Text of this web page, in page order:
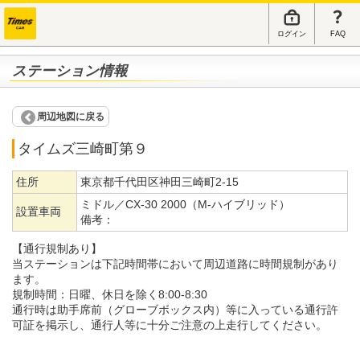
ログイン FAQ
ステーション情報
周辺地図に戻る
タイムズ三崎町第９
住所 東京都千代田区神田三崎町2-15
設置車両
ミドル／CX-30 2000（M-ハイブリッド）
備考：
【通行規制あり】
当ステーションは下記時間帯において周辺道路に時間規制があり
ます。
規制時間：日曜、休日を除く8:00-8:30
通行時は助手席前（グローブボックス内）等に入っている通行許
可証を掲示し、通行人等に十分ご注意の上走行してください。